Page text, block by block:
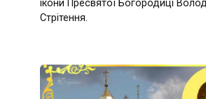
ікони Пресвятої Богородиці
Стрітення.